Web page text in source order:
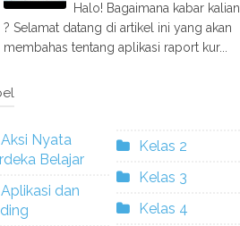
Halo! Bagaimana kabar kalian
? Selamat datang di artikel ini yang akan
membahas tentang aplikasi raport kur...
Aksi Nyata
Belajar
Aplikasi dan
Kelas 2
Kelas 3
Kelas 4